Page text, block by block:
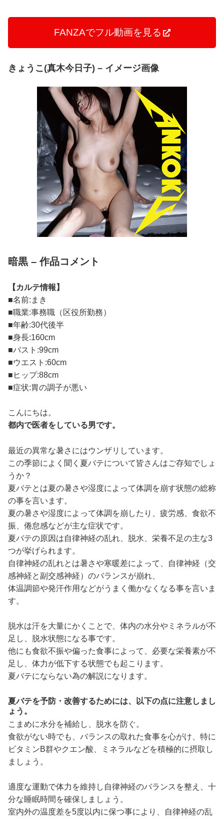
FANZAでフル動画を見る
きょうこ(真木今日子) – イメージ画像
暗黒 – 作品コメント
【カルテ情報】
■名前:まき
■職業:事務職（区役所勤務）
■年齢:30代後半
■身長:160cm
■バスト:99cm
■ウエスト:60cm
■ヒップ:88cm
■症状:胃の調子が悪い
こんにちは。
都内で医者をしている男です。
最近の異常な暑さにはウンザリしています。
この季節によく聞く夏バテについて皆さんはご存知でしょ
うか？
夏バテとは夏の暑さや湿度によって体調を崩す状態の総称
の事を言います。
夏の暑さや湿度によって体調を崩したり、疲労感、食欲不
振、倦怠感などが主な症状です。
夏バテの原因は自律神経の乱れ、脱水、栄養不足の主な3
つが挙げられます。
自律神経の乱れとは暑さや寒暖差によって、自律神経（交
感神経と副交感神経）のバランスが崩れ、
体温調節や発汗作用などがうまく働かなくなる事を言いま
す。
脱水は汗を大量にかくことで、体内の水分やミネラルが不
足し、脱水状態になる事です。
他にも食欲不振や偏った食事によって、必要な栄養素が不
足し、体力が低下する状態でも起こります。
夏バテにならない為の解説になります。
夏バテを予防・改善するためには、以下の点に注意しまし
ょう。
こまめに水分を補給し、脱水を防ぐ。
食欲がない時でも、バランスの取れた食事を心がけ、特に
ビタミンB群やクエン酸、ミネラルなどを積極的に摂取し
ましょう。
適度な運動で体力を維持し自律神経のバランスを整え、十
分な睡眠時間を確保しましょう。
室内外の温度差を5度以内に保つ事により、自律神経の乱